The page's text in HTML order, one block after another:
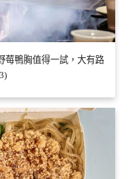
莓鴨胸值得一試，大有路